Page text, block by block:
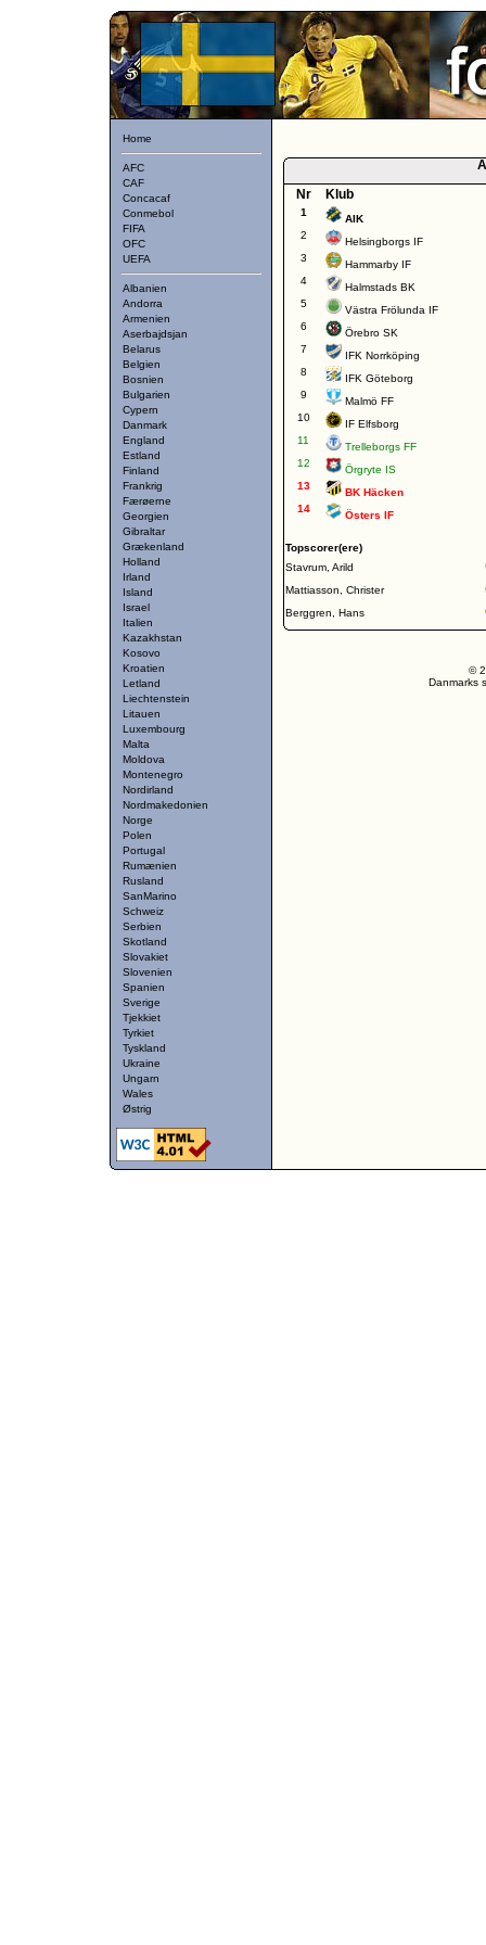
Home
AFC
CAF
Concacaf
Conmebol
FIFA
OFC
UEFA
Albanien
Andorra
Armenien
Aserbajdsjan
Belarus
Belgien
Bosnien
Bulgarien
Cypern
Danmark
England
Estland
Finland
Frankrig
Færøerne
Georgien
Gibraltar
Grækenland
Holland
Irland
Island
Israel
Italien
Kazakhstan
Kosovo
Kroatien
Letland
Liechtenstein
Litauen
Luxembourg
Malta
Moldova
Montenegro
Nordirland
Nordmakedonien
Norge
Polen
Portugal
Rumænien
Rusland
SanMarino
Schweiz
Serbien
Skotland
Slovakiet
Slovenien
Spanien
Sverige
Tjekkiet
Tyrkiet
Tyskland
Ukraine
Ungarn
Wales
Østrig
Nr
Klub
1
AIK
2
Helsingborgs IF
3
Hammarby IF
4
Halmstads BK
5
Västra Frölunda IF
6
Örebro SK
7
IFK Norrköping
8
IFK Göteborg
9
Malmö FF
10
IF Elfsborg
11
Trelleborgs FF
12
Örgryte IS
13
BK Häcken
14
Östers IF
Topscorer(ere)
Stavrum, Arild
Mattiasson, Christer
Berggren, Hans
©
Danmarks